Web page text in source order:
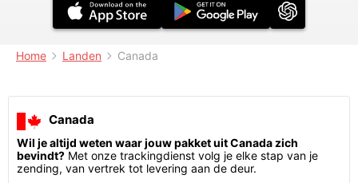
Home Landen Canada
Canada
Wil je altijd weten waar jouw pakket uit Canada zich
bevindt? Met onze trackingdienst volg je elke stap van je
zending, van vertrek tot levering aan de deur.